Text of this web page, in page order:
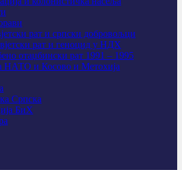
рат и српски добровољци
рат и геноцид у НДХ
отаџбински рат 1991 – 1995
НАТО и Косово и Метохија
Српска
БиХ